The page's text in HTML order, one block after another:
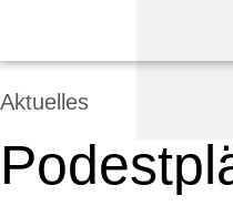
Aktuelles